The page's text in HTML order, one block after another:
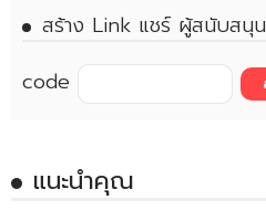
สร้าง Link แชร์ ผู้สนับสนุน
code
แนะนำคุณ